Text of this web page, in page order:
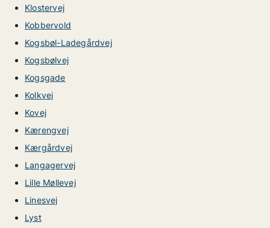
Klostervej
Kobbervold
Kogsbøl-Ladegårdvej
Kogsbølvej
Kogsgade
Kolkvej
Kovej
Kærengvej
Kærgårdvej
Langagervej
Lille Møllevej
Linesvej
Lyst